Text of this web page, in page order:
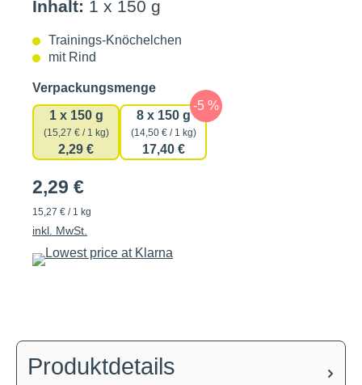
Inhalt: 1 x 150 g
Trainings-Knöchelchen
mit Rind
Verpackungsmengeauswählen
1 x 150 g
(15,27 € / 1 kg)
2,29 €
8 x 150 g
(14,50 € / 1 kg)
17,40 €
2,29 €
15,27 € / 1 kg
inkl. MwSt.
Produktdetails